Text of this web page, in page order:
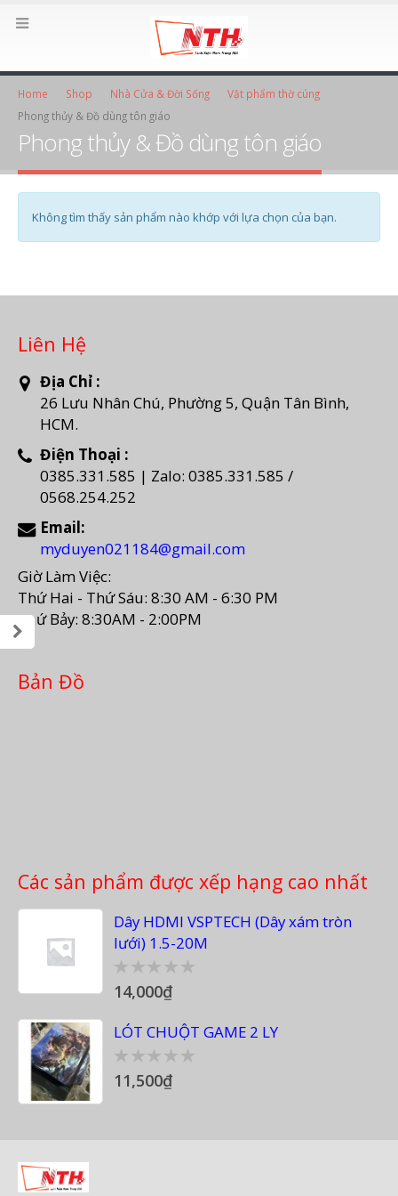
Home Shop Nhà Cửa & Đời Sống
Vật phẩm thờ cúng
Phong thủy & Đồ dùng tôn giáo
Phong thủy & Đồ dùng tôn giáo
Không tìm thấy sản phẩm nào khớp với lựa chọn của bạn.
Liên Hệ
Địa Chỉ :
26 Lưu Nhân Chú, Phường 5, Quận Tân Bình,
HCM.
Điện Thoại :
0385.331.585 | Zalo: 0385.331.585 /
0568.254.252
Email:
myduyen021184@gmail.com
Giờ Làm Việc:
Thứ Hai - Thứ Sáu: 8:30 AM - 6:30 PM
Thứ Bảy: 8:30AM - 2:00PM
Bản Đồ
Các sản phẩm được xếp hạng cao nhất
Dây HDMI VSPTECH (Dây xám tròn
lưới) 1.5-20M
0
out
5
14,000₫
LÓT CHUỘT GAME 2 LY
0
out
11,500₫